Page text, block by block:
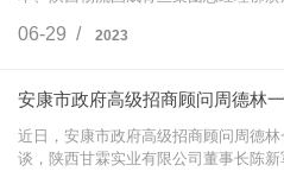
汪桥梁等8位…
06-29 / 2023
近日，安康市政府高级招商顾问周德
谈，陕西甘霖实业有限公司董事长陈新